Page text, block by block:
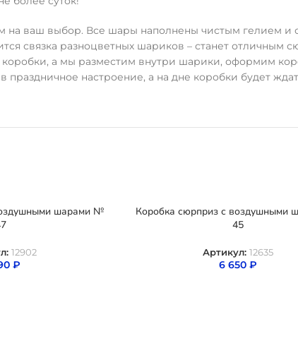
ваш выбор. Все шары наполнены чистым гелием и
связка разноцветных шариков – станет
а мы разместим внутри шарики, оформим
настроение, а на дне коробки будет
шарами №
12902
₽
Коробка сюрприз с воздушными
45
Артикул: 12635
6 650 ₽